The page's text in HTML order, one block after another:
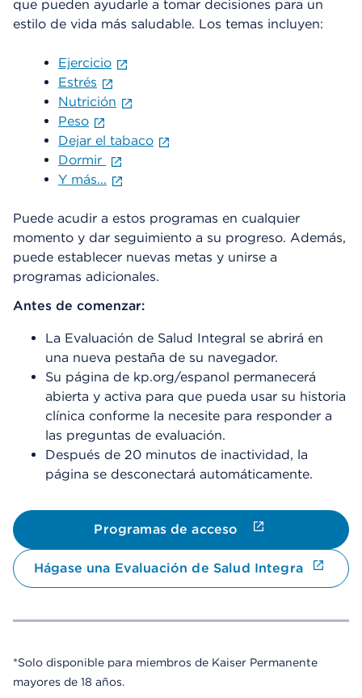
que pueden ayudarle a tomar decisiones para un
estilo de vida más saludable. Los temas incluyen:
Ejercicio
Estrés
Nutrición
Peso
Dejar el tabaco
Dormir
Y más...
Puede acudir a estos programas en cualquier
momento y dar seguimiento a su progreso. Además,
puede establecer nuevas metas y unirse a
programas adicionales.
Antes de comenzar:
La Evaluación de Salud Integral se abrirá en
una nueva pestaña de su navegador.​
Su página de kp.org/espanol permanecerá
abierta y activa para que pueda usar su historia
clínica conforme la necesite para responder a
las preguntas de evaluación. ​
​Después de 20 minutos de inactividad, la
página se desconectará automáticamente.​
Programas de acceso
Hágase una Evaluación de Salud Integra
*Solo disponible para miembros de Kaiser Permanente
mayores de 18 años.